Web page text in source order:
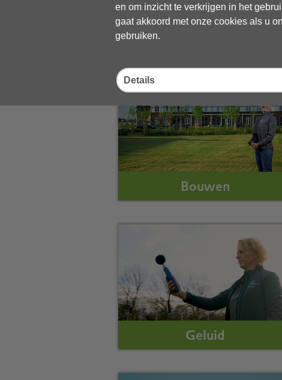
en om inzicht te verkrijgen in het
gaat akkoord met onze cookies als u
gebruiken.
Details
Bouwen
Geluid